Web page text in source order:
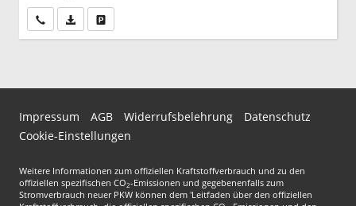
Wir rufen Sie anPDF-Datei, Fahrzeugexposé drucken
Impressum AGB Widerrufsbelehrung
Datenschutz
Cookie-Einstellungen
Weitere Informationen zum offiziellen Kraftstoffverbrauch und zu den
offiziellen spezifischen CO2-Emissionen und gegebenenfalls zum
Stromverbrauch neuer PKW können dem 'Leitfaden über den offiziellen